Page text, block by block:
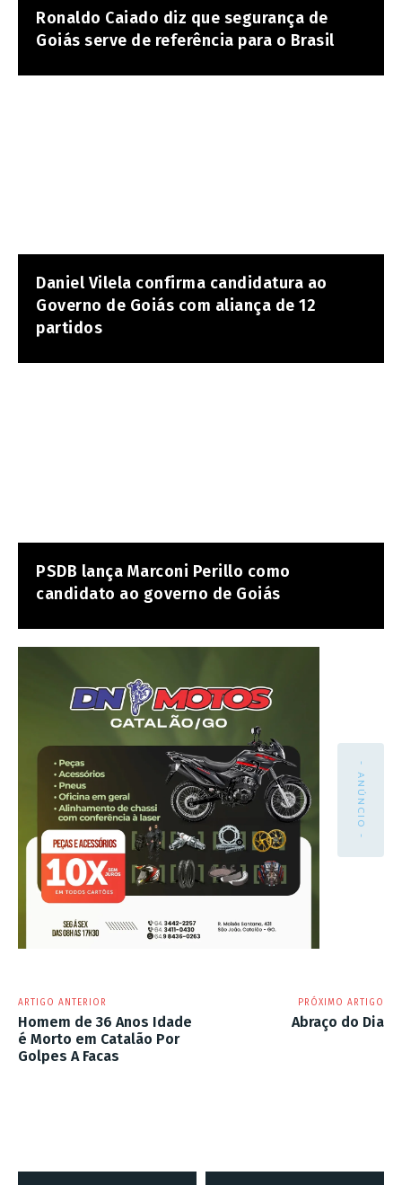
Ronaldo Caiado diz que segurança de
Goiás serve de referência para o Brasil
Daniel Vilela confirma candidatura ao
Governo de Goiás com aliança de 12
partidos
PSDB lança Marconi Perillo como
candidato ao governo de Goiás
- ANÚNCIO -
ARTIGO ANTERIOR
Homem de 36 Anos Idade
é Morto em Catalão Por
Golpes A Facas
PRÓXIMO ARTIGO
Abraço do Dia